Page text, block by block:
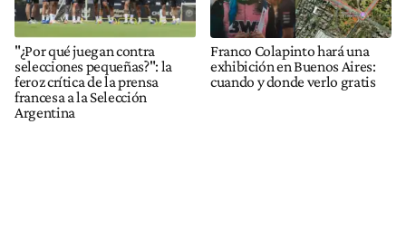
"¿Por qué juegan contra
selecciones pequeñas?": la
feroz crítica de la prensa
francesa a la Selección
Argentina
Franco Colapinto hará una
exhibición en Buenos Aires:
cuando y donde verlo gratis